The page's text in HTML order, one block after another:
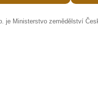
je Ministerstvo zemědělství